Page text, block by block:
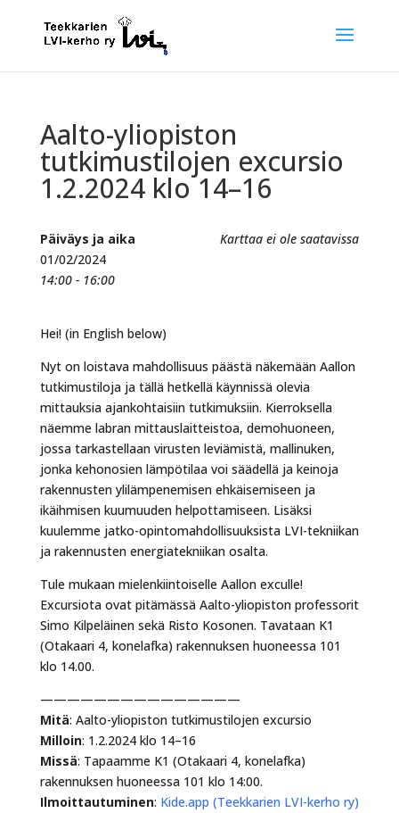
Aalto-yliopiston
tutkimustilojen excursio
1.2.2024 klo 14–16
Karttaa ei ole saatavissa
Päiväys ja aika
01/02/2024
14:00 - 16:00
Hei! (in English below)
Nyt on loistava mahdollisuus päästä näkemään Aallon
tutkimustiloja ja tällä hetkellä käynnissä olevia
mittauksia ajankohtaisiin tutkimuksiin. Kierroksella
näemme labran mittauslaitteistoa, demohuoneen,
jossa tarkastellaan virusten leviämistä, mallinuken,
jonka kehonosien lämpötilaa voi säädellä ja keinoja
rakennusten ylilämpenemisen ehkäisemiseen ja
ikäihmisen kuumuuden helpottamiseen. Lisäksi
kuulemme jatko-opintomahdollisuuksista LVI-tekniikan
ja rakennusten energiatekniikan osalta.
Tule mukaan mielenkiintoiselle Aallon exculle!
Excursiota ovat pitämässä Aalto-yliopiston professorit
Simo Kilpeläinen sekä Risto Kosonen. Tavataan K1
(Otakaari 4, konelafka) rakennuksen huoneessa 101
klo 14.00.
———————————————
Mitä: Aalto-yliopiston tutkimustilojen excursio
Milloin: 1.2.2024 klo 14–16
Missä: Tapaamme K1 (Otakaari 4, konelafka)
rakennuksen huoneessa 101 klo 14:00.
Ilmoittautuminen: Kide.app (Teekkarien LVI-kerho ry)